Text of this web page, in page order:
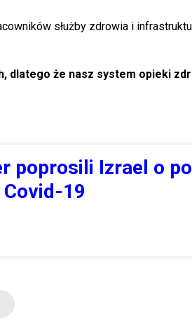
służby zdrowia i
dlatego że nasz system opieki
poprosili Izrael o
19